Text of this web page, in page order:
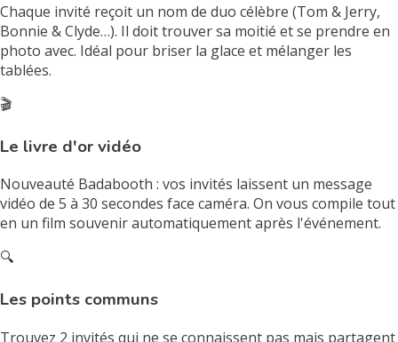
Chaque invité reçoit un nom de duo célèbre (Tom & Jerry,
Bonnie & Clyde…). Il doit trouver sa moitié et se prendre en
photo avec. Idéal pour briser la glace et mélanger les
tablées.
🎬
Le livre d'or vidéo
Nouveauté Badabooth : vos invités laissent un message
vidéo de 5 à 30 secondes face caméra. On vous compile tout
en un film souvenir automatiquement après l'événement.
🔍
Les points communs
Trouvez 2 invités qui ne se connaissent pas mais partagent